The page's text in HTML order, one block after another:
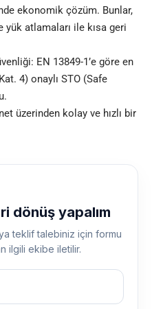
ekonomik çözüm. Bunlar,
yük atlamaları ile kısa geri
EN 13849-1’e göre en
4) onaylı STO (Safe
üzerinden kolay ve hızlı bir
dönüş yapalım
teklif talebiniz için formu
ilgili ekibe iletilir.